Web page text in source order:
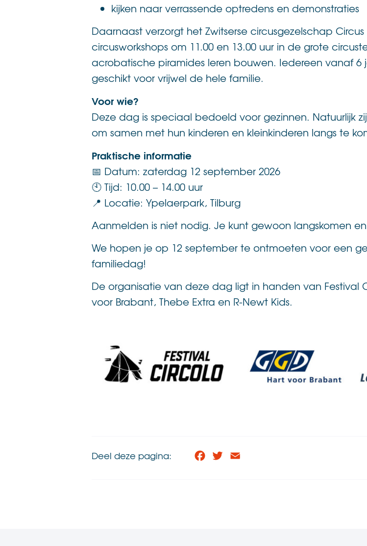
kijken naar verrassende optredens en demonstraties
Daarnaast verzorgt het Zwitserse circusgezelschap
circusworkshops om 11.00 en 13.00 uur in de grote
acrobatische piramides leren bouwen. Iedereen vanaf 6
geschikt voor vrijwel de hele familie.
Voor wie?
Deze dag is speciaal bedoeld voor gezinnen. Natuurlijk
om samen met hun kinderen en kleinkinderen langs te
Praktische informatie
📅 Datum: zaterdag 12 september 2026
🕙 Tijd: 10.00 – 14.00 uur
📍 Locatie: Ypelaerpark, Tilburg
Aanmelden is niet nodig. Je kunt gewoon langskomen
We hopen je op 12 september te ontmoeten voor een
familiedag!
De organisatie van deze dag ligt in handen van Festival
voor Brabant, Thebe Extra en R-Newt Kids.
Deel deze pagina: Facebook
Twitter